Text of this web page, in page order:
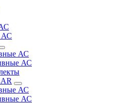
АС
АС
АС
АС
АС